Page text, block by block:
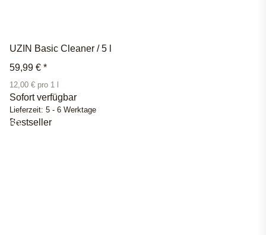
UZIN Basic Cleaner / 5 l
59,99 € *
12,00 € pro 1 l
Sofort verfügbar
Lieferzeit: 5 - 6 Werktage
Bestseller